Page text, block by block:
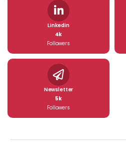
Linkedin
4k
Followers
Newsletter
5k
Followers